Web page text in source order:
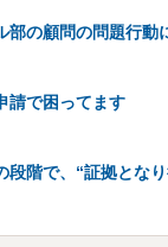
請で困ってます